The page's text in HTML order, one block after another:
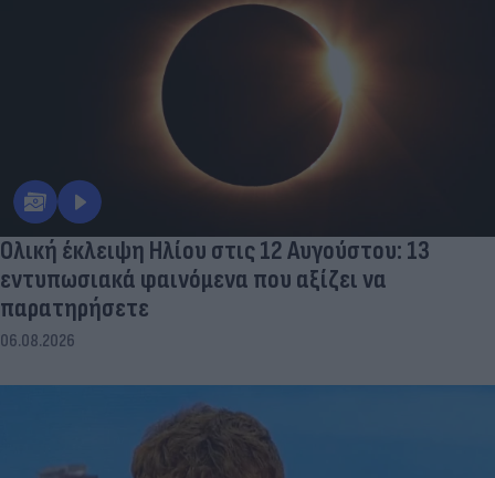
Ολική έκλειψη Ηλίου στις 12 Αυγούστου: 13
εντυπωσιακά φαινόμενα που αξίζει να
παρατηρήσετε
06.08.2026